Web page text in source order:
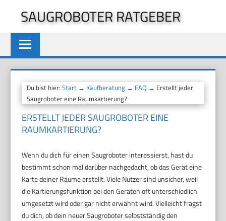
springen
SAUGROBOTER RATGEBER
Du bist hier:Start → Kaufberatung → FAQ → Erstellt jeder
Saugroboter eine Raumkartierung?
ERSTELLT JEDER SAUGROBOTER EINE
RAUMKARTIERUNG?
Wenn du dich für einen Saugroboter interessierst, hast du
bestimmt schon mal darüber nachgedacht, ob das Gerät eine
Karte deiner Räume erstellt. Viele Nutzer sind unsicher, weil
die Kartierungsfunktion bei den Geräten oft unterschiedlich
umgesetzt wird oder gar nicht erwähnt wird. Vielleicht fragst
du dich, ob dein neuer Saugroboter selbstständig den